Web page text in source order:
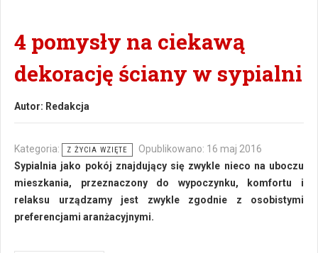
4 pomysły na ciekawą
dekorację ściany w sypialni
Autor: Redakcja
Kategoria: Z ŻYCIA WZIĘTE
Opublikowano: 16 maj 2016
Sypialnia jako pokój znajdujący się zwykle nieco na uboczu
mieszkania, przeznaczony do wypoczynku, komfortu i
relaksu urządzamy jest zwykle zgodnie z osobistymi
preferencjami aranżacyjnymi.